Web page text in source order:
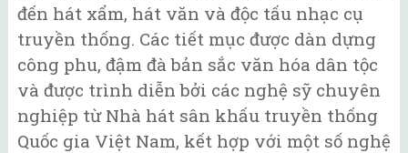
đến hát xẩm, hát văn và độc tấu nhạc cụ
truyền thống. Các tiết mục được dàn dựng
công phu, đậm đà bản sắc văn hóa dân tộc
và được trình diễn bởi các nghệ sỹ chuyên
nghiệp từ Nhà hát sân khấu truyền thống
Quốc gia Việt Nam, kết hợp với một số nghệ